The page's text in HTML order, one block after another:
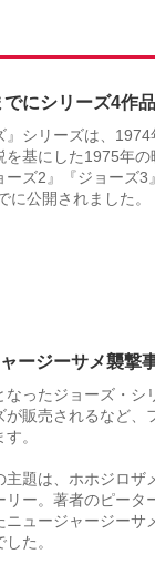
にシリーズ4作
』シリーズは、
を基にした1975年
ーズ2』『ジョーズ
に公開されました。
ージーサメ襲撃
なったジョーズ・シ
が販売されるなど、
。
主題は、ホホジロザ
リー。著者のピー
ニュージャージーサ
た。